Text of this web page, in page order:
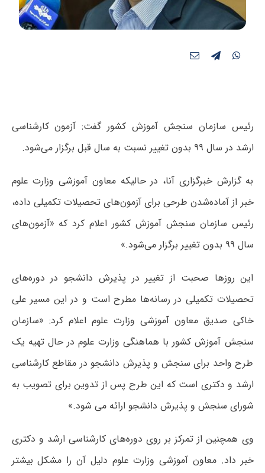
رئیس سازمان سنجش آموزش کشور گفت: آزمون‌ کارشناسی
ارشد در سال ۹۹ بدون تغییر نسبت به سال قبل برگزار می‌شود.
به گزارش خبرگزاری آنا، در حالیکه معاون آموزشی وزارت علوم
خبر از آماده‌شدن طرحی برای آزمون‌های تحصیلات تکمیلی داده،
رئیس سازمان سنجش آموزش کشور اعلام کرد که «آزمون‌های
سال ۹۹ بدون تغییر برگزار می‌شود.»
این روزها صحبت از تغییر در پذیرش دانشجو در دوره‌های
تحصیلات تکمیلی در رسانه‌ها مطرح است و در این مسیر علی
خاکی صدیق معاون آموزشی وزارت علوم اعلام کرد: «سازمان
سنجش آموزش کشور با هماهنگی وزارت علوم در حال تهیه یک
طرح واحد برای سنجش و پذیرش دانشجو در مقاطع کارشناسی
ارشد و دکتری است که این طرح پس از تدوین برای تصویب به
شورای سنجش و پذیرش دانشجو ارائه می شود.»
وی همچنین از تمرکز بر روی دوره‌های کارشناسی ارشد و دکتری
خبر داد. معاون آموزشی وزارت علوم دلیل آن را مشکل بیشتر